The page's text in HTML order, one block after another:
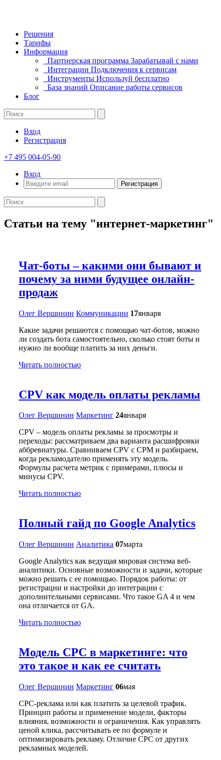
Решения
Тарифы
Информация
Партнерская программа Зарабатывай с нами
Интеграции Подключения к сервисам
Инструменты Используй бесплатно
База знаний Описание работы сервисов
Блог
Вход
Регистрация
+7 495 004-05-90
Вход
Регистрация
Статьи на тему "интернет-маркетинг"
Чат-боты – какими они бывают и
почему за ними будущее онлайн-
продаж
Олег Вершинин Коммуникации 17января
Какие задачи решаются с помощью чат-ботов, можно
ли создать бота самостоятельно, сколько стоят боты и
нужно ли вообще платить за них деньги.
Читать полностью
CPV как модель оплаты рекламы
Олег Вершинин Маркетинг 24января
CPV – модель оплаты рекламы за просмотры и
переходы: рассматриваем два варианта расшифровки
аббревиатуры. Сравниваем CPV с CPM и разбираем,
когда рекламодателю применять эту модель.
Формулы расчета метрик с примерами, плюсы и
минусы CPV.
Читать полностью
Полный гайд по Google Analytics
Олег Вершинин Аналитика 07марта
Google Analytics как ведущая мировая система веб-
аналитики. Основные возможности и задачи, которые
можно решать с ее помощью. Порядок работы: от
регистрации и настройки до интеграции с
дополнительными сервисами. Что такое GA 4 и чем
она отличается от GA.
Читать полностью
Модель CPC в маркетинге: что
это такое и как ее считать
Олег Вершинин Маркетинг 06мая
CPC-реклама или как платить за целевой трафик.
Принцип работы и применение модели, факторы
влияния, возможности и ограничения. Как управлять
ценой клика, рассчитывать ее по формуле и
оптимизировать рекламу. Отличие CPC от других
рекламных моделей.